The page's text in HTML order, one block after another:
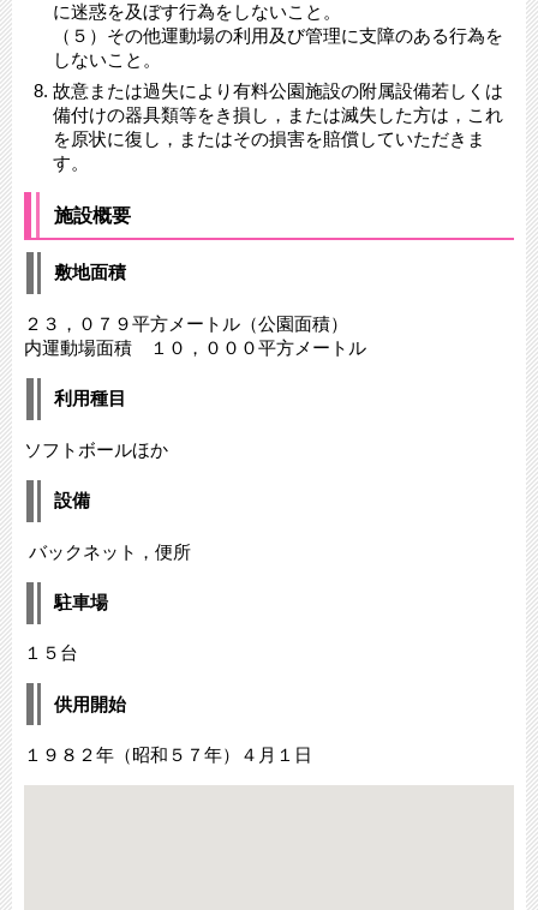
に迷惑を及ぼす行為をしないこと。
（５）その他運動場の利用及び管理に支障のある行為を
しないこと。
故意または過失により有料公園施設の附属設備若しくは
備付けの器具類等をき損し，または滅失した方は，これ
を原状に復し，またはその損害を賠償していただきま
す。
施設概要
敷地面積
２３，０７９平方メートル（公園面積）
内運動場面積 １０，０００平方メートル
利用種目
ソフトボールほか
設備
バックネット，便所
駐車場
１５台
供用開始
１９８２年（昭和５７年）４月１日